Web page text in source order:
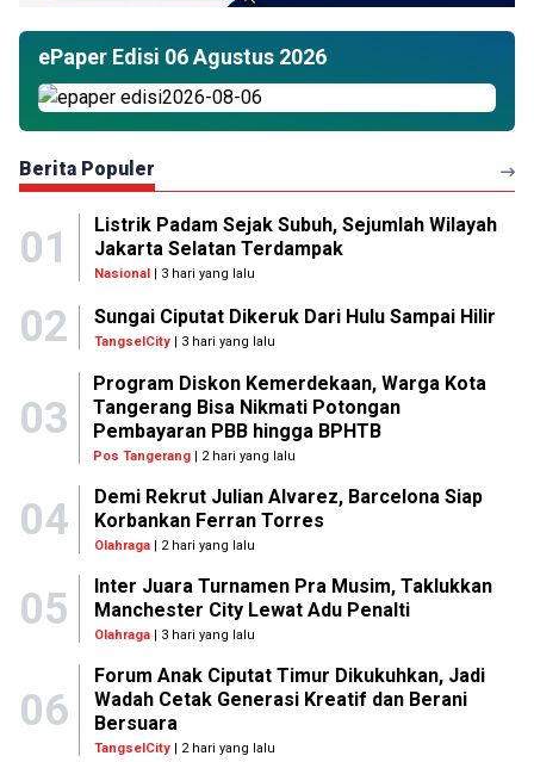
ePaper Edisi 06 Agustus 2026
Berita Populer
01
Listrik Padam Sejak Subuh, Sejumlah Wilayah
Jakarta Selatan Terdampak
Nasional| 3 hari yang lalu
02 Sungai Ciputat Dikeruk Dari Hulu Sampai Hilir
TangselCity | 3 hari yang lalu
03
Program Diskon Kemerdekaan, Warga Kota
Tangerang Bisa Nikmati Potongan
Pembayaran PBB hingga BPHTB
Pos Tangerang | 2 hari yang lalu
04
Demi Rekrut Julian Alvarez, Barcelona Siap
Korbankan Ferran Torres
Olahraga| 2 hari yang lalu
05
Inter Juara Turnamen Pra Musim, Taklukkan
Manchester City Lewat Adu Penalti
Olahraga| 3 hari yang lalu
06
Forum Anak Ciputat Timur Dikukuhkan, Jadi
Wadah Cetak Generasi Kreatif dan Berani
Bersuara
TangselCity| 2 hari yang lalu